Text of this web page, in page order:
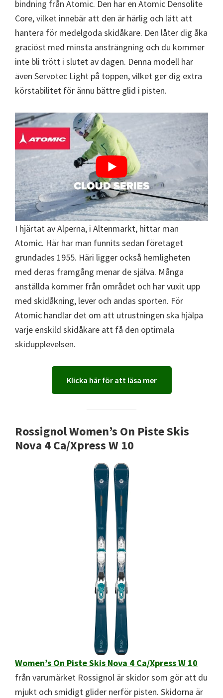
bindning från Atomic. Den har en Atomic Densolite
Core, vilket innebär att den är härlig och lätt att
hantera för medelgoda skidåkare. Den låter dig åka
graciöst med minsta ansträngning och du kommer
inte bli trött i slutet av dagen. Denna modell har
även Servotec Light på toppen, vilket ger dig extra
körstabilitet för ännu bättre glid i pisten.
I hjärtat av Alperna, i Altenmarkt, hittar man
Atomic. Här har man funnits sedan företaget
grundades 1955. Häri ligger också hemligheten
med deras framgång menar de själva. Många
anställda kommer från området och har vuxit upp
med skidåkning, lever och andas sporten. För
Atomic handlar det om att utrustningen ska hjälpa
varje enskild skidåkare att få den optimala
skidupplevelsen.
Klicka här för att läsa mer
Rossignol Women’s On Piste Skis
Nova 4 Ca/Xpress W 10
Women’s On Piste Skis Nova 4 Ca/Xpress W 10
från varumärket Rossignol är skidor som gör att du
mjukt och smidigt glider nerför pisten. Skidorna är